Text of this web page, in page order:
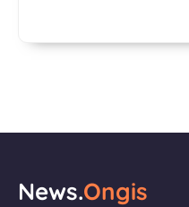
News.Ongis